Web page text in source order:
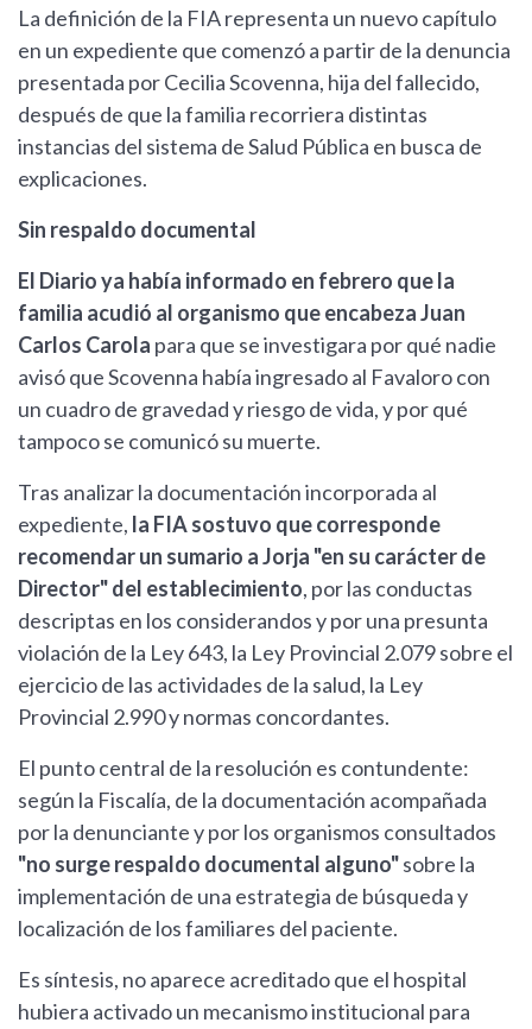
La definición de la FIA representa un nuevo capítulo
en un expediente que comenzó a partir de la denuncia
presentada por Cecilia Scovenna, hija del fallecido,
después de que la familia recorriera distintas
instancias del sistema de Salud Pública en busca de
explicaciones.
Sin respaldo documental
El Diario ya había informado en febrero que la
familia acudió al organismo que encabeza Juan
Carlos Carola para que se investigara por qué nadie
avisó que Scovenna había ingresado al Favaloro con
un cuadro de gravedad y riesgo de vida, y por qué
tampoco se comunicó su muerte.
Tras analizar la documentación incorporada al
expediente, la FIA sostuvo que corresponde
recomendar un sumario a Jorja "en su carácter de
Director" del establecimiento, por las conductas
descriptas en los considerandos y por una presunta
violación de la Ley 643, la Ley Provincial 2.079 sobre el
ejercicio de las actividades de la salud, la Ley
Provincial 2.990 y normas concordantes.
El punto central de la resolución es contundente:
según la Fiscalía, de la documentación acompañada
por la denunciante y por los organismos consultados
"no surge respaldo documental alguno"sobre la
implementación de una estrategia de búsqueda y
localización de los familiares del paciente.
Es síntesis, no aparece acreditado que el hospital
hubiera activado un mecanismo institucional para